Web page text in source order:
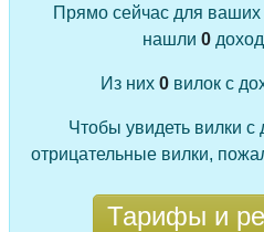
Прямо сейчас для
нашли 0
Из них 0вилок с
Чтобы увидеть вилки
отрицательные вилки,
Тарифы и